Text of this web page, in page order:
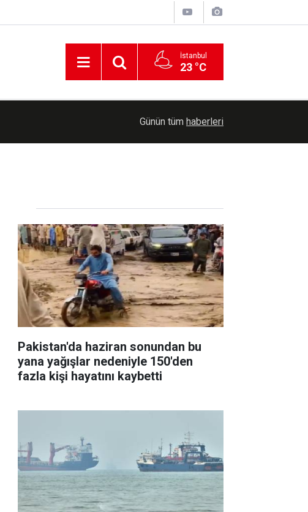
İstanbul
23 °C
Cumhurbaşkanlığına Cevdet Yılmaz vekalet
Günün tüm haberleri
Pakistan'da haziran sonundan bu
yana yağışlar nedeniyle 150'den
fazla kişi hayatını kaybetti